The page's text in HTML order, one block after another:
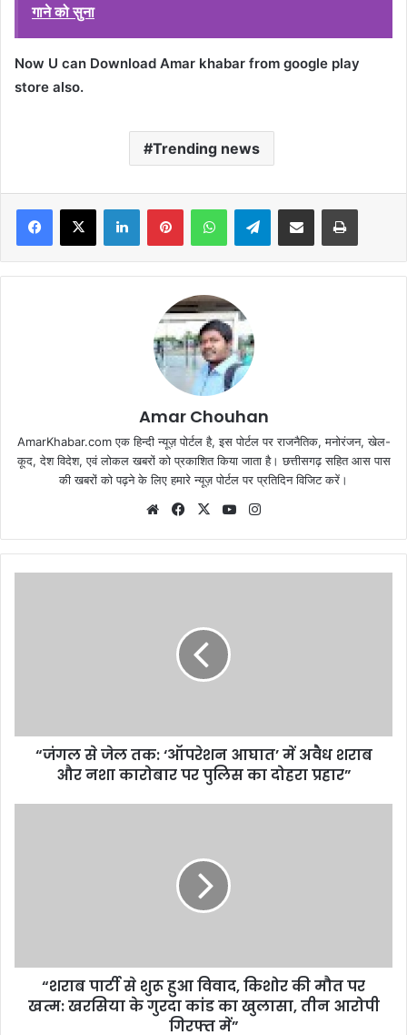
गाने को सुना
Now U can Download Amar khabar from google play
store also.
Trending news
Facebook
X LinkedInPinterestWhatsAppTelegramShare via Email Print
Amar Chouhan
AmarKhabar.com एक हिन्दी न्यूज़ पोर्टल है, इस पोर्टल पर राजनैतिक, मनोरंजन, खेल-
कूद, देश विदेश, एवं लोकल खबरों को प्रकाशित किया जाता है। छत्तीसगढ़ सहित आस पास
की खबरों को पढ़ने के लिए हमारे न्यूज़ पोर्टल पर प्रतिदिन विजिट करें।
WebsiteFacebook
X YouTube
“जंगल से जेल तक: ‘ऑपरेशन आघात’ में अवैध शराब
और नशा कारोबार पर पुलिस का दोहरा प्रहार”
“शराब पार्टी से शुरू हुआ विवाद, किशोर की मौत पर
खत्म: खरसिया के गुरदा कांड का खुलासा, तीन आरोपी
गिरफ्त में”